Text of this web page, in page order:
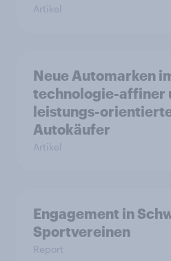
Artikel
Neue Automarken
technologie-affiner
leistungs-
Autokäufer
Artikel
Engagement in
Sportvereinen
Report